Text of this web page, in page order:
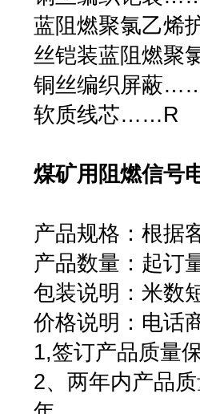
蓝阻燃聚氯乙
丝铠装蓝阻燃
铜丝编织屏蔽
软质线芯……R
煤矿用阻燃信号
产品规格：根据
产品数量：起订
包装说明：米数
价格说明：电话
1,签订产品质量
2、两年内产品